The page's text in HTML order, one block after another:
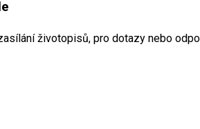
životopisů, pro dotazy nebo